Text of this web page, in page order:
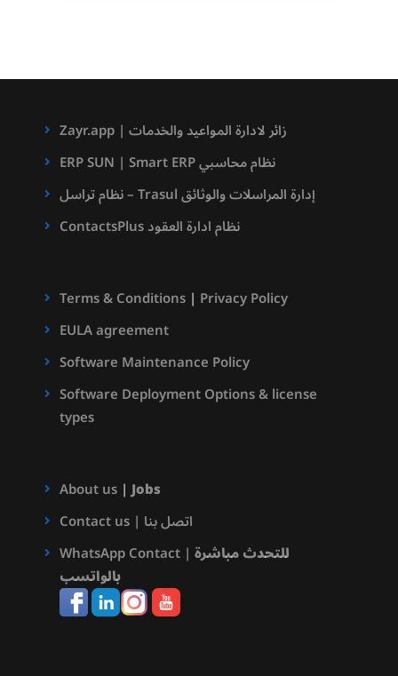
Zayr.app | زائر لادارة المواعيد والخدمات
ERP SUN | Smart ERP نظام محاسبي
نظام تراسل – Trasul إدارة المراسلات والوثائق
ContactsPlus نظام ادارة العقود
Terms & Conditions| Privacy Policy
EULA agreement
Software Maintenance Policy
Software Deployment Options & license
types
About us|Jobs
Contact us | اتصل بنا
WhatsApp Contact | للتحدث مباشرة
بالواتسب